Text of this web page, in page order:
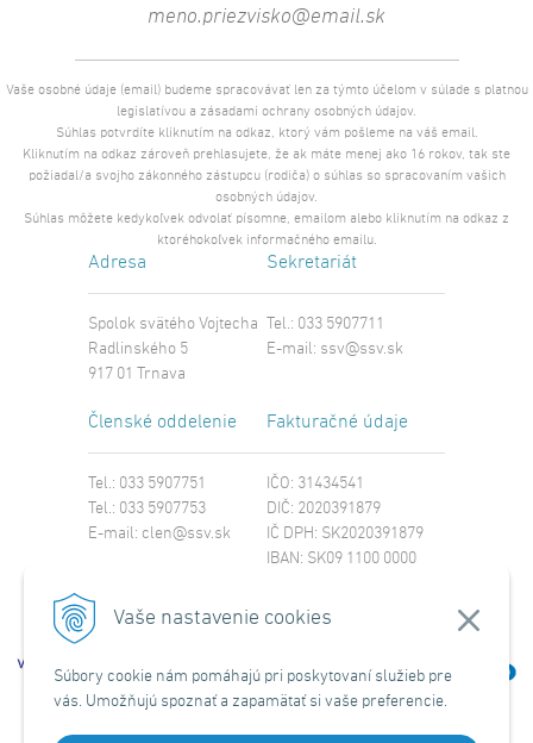
Vaše nastavenie cookies
Súbory cookie nám pomáhajú pri poskytovaní služieb pre
vás. Umožňujú spoznať a zapamätať si vaše preferencie.
Vaše osobné údaje (email) budeme spracovávať len za týmto účelom v súlade s platnou
legislatívou a zásadami ochrany osobných údajov.
Súhlas potvrdíte kliknutím na odkaz, ktorý vám pošleme na váš email.
Kliknutím na odkaz zároveň prehlasujete, že ak máte menej ako 16 rokov, tak ste
požiadal/a svojho zákonného zástupcu (rodiča) o súhlas so spracovaním vašich
osobných údajov.
Súhlas môžete kedykoľvek odvolať písomne, emailom alebo kliknutím na odkaz z
ktoréhokoľvek informačného emailu.
Adresa
Spolok svätého Vojtecha
Radlinského 5
917 01 Trnava
Sekretariát
Tel.: 033 5907711
E-mail: ssv@ssv.sk
Členské oddelenie
Tel.: 033 5907751
Tel.: 033 5907753
E-mail: clen@ssv.sk
Fakturačné údaje
IČO: 31434541
DIČ: 2020391879
IČ DPH: SK2020391879
IBAN: SK09 1100 0000
SWIFT: TATRSKBX